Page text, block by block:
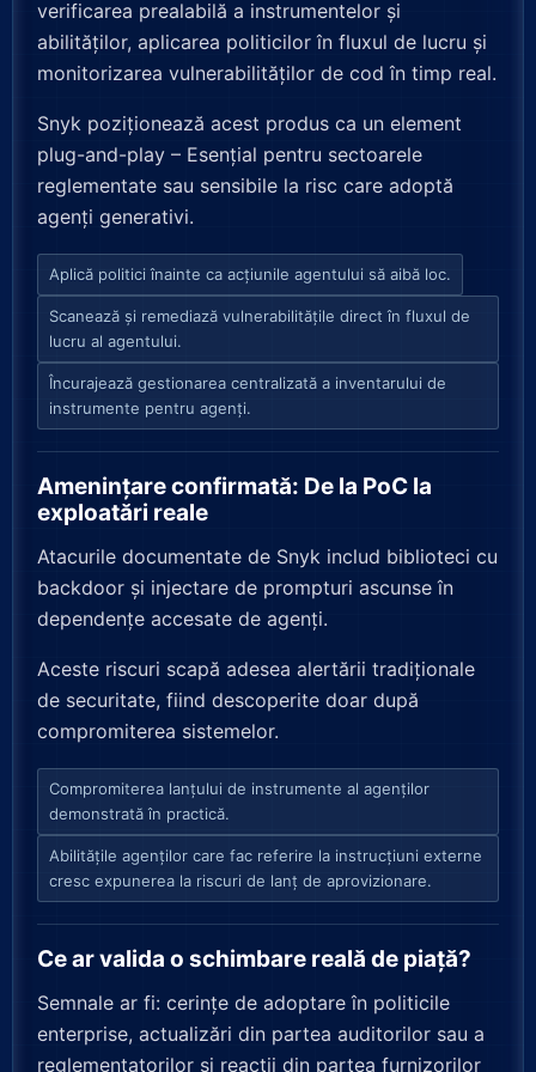
verificarea prealabilă a instrumentelor și
abilităților, aplicarea politicilor în fluxul de lucru și
monitorizarea vulnerabilităților de cod în timp real.
Snyk poziționează acest produs ca un element
plug-and-play – Esențial pentru sectoarele
reglementate sau sensibile la risc care adoptă
agenți generativi.
Aplică politici înainte ca acțiunile agentului să aibă loc.
Scanează și remediază vulnerabilitățile direct în fluxul de
lucru al agentului.
Încurajează gestionarea centralizată a inventarului de
instrumente pentru agenți.
Amenințare confirmată: De la PoC la
exploatări reale
Atacurile documentate de Snyk includ biblioteci cu
backdoor și injectare de prompturi ascunse în
dependențe accesate de agenți.
Aceste riscuri scapă adesea alertării tradiționale
de securitate, fiind descoperite doar după
compromiterea sistemelor.
Compromiterea lanțului de instrumente al agenților
demonstrată în practică.
Abilitățile agenților care fac referire la instrucțiuni externe
cresc expunerea la riscuri de lanț de aprovizionare.
Ce ar valida o schimbare reală de piață?
Semnale ar fi: cerințe de adoptare în politicile
enterprise, actualizări din partea auditorilor sau a
reglementatorilor și reacții din partea furnizorilor